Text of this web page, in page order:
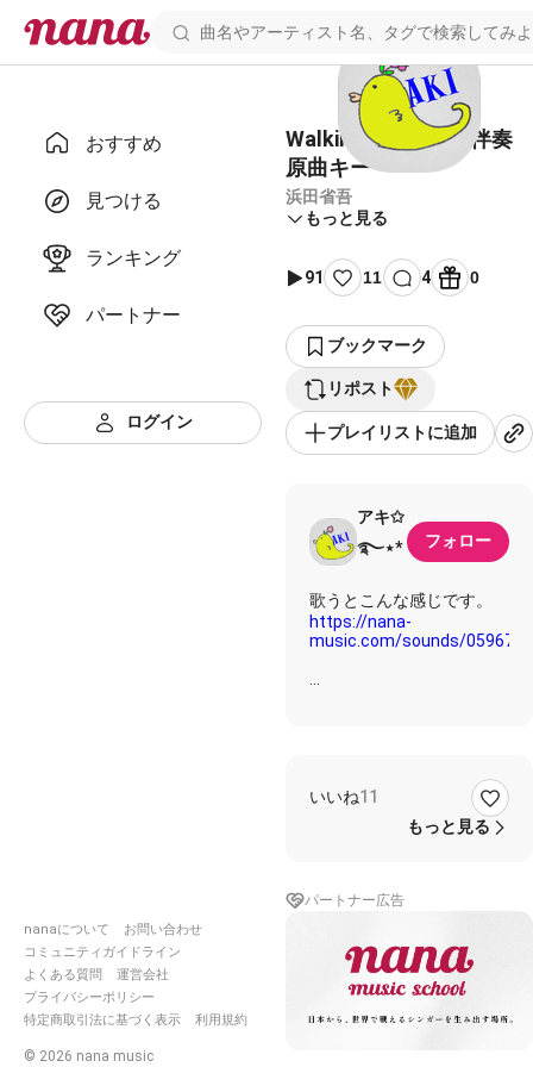
おすすめ
見つける
ランキング
パートナー
ログイン
nanaについて
お問い合わせ
コミュニティガイドライン
よくある質問
運営会社
プライバシーポリシー
特定商取引法に基づく表示
利用規約
© 2026 nana music
Walking in the rain 伴奏
原曲キー
浜田省吾
もっと見る
91 11 4 0
ブックマーク
リポスト
プレイリストに追加
アキ✩
࿐⋆*
フォロー
https://nana-
music.com/sounds/
I’m just walkin’ in the rain
口笛 吹きながら 襟を立て
立ち止まり何故かと
I’m just walkin’ in the rain
どこか陽のあたる場所を
ない
So I’m just walkin’ in the
いいね11
もっと見る
パートナー広告